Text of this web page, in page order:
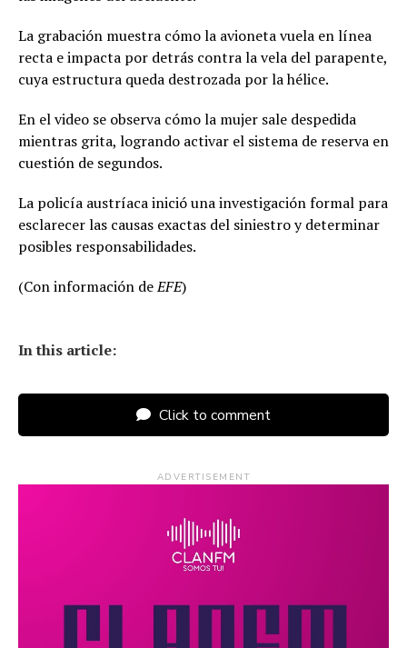
La grabación muestra cómo la avioneta vuela en línea
recta e impacta por detrás contra la vela del parapente,
cuya estructura queda destrozada por la hélice.
En el video se observa cómo la mujer sale despedida
mientras grita, logrando activar el sistema de reserva en
cuestión de segundos.
La policía austríaca inició una investigación formal para
esclarecer las causas exactas del siniestro y determinar
posibles responsabilidades.
(Con información deEFE)
In this article:
Click to comment
ADVERTISEMENT